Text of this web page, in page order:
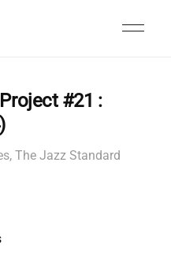
#21 :
, The Jazz Standard